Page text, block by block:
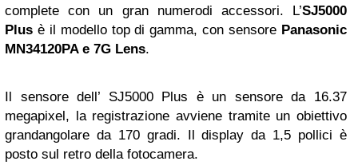
complete con un gran numerodi accessori. L’SJ5000
Plus è il modello top di gamma, con sensore Panasonic
MN34120PA e 7G Lens.
Il sensore dell’ SJ5000 Plus è un sensore da 16.37
megapixel, la registrazione avviene tramite un obiettivo
grandangolare da 170 gradi. Il display da 1,5 pollici è
posto sul retro della fotocamera.